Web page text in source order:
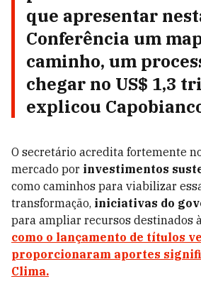
que apresentar
Conferência um
caminho, um
chegar no US$ 1,3
explicou
O secretário acredita fortemente
mercado por investimentos
como caminhos para viabilizar
transformação, iniciativas do
para ampliar recursos destinados
como o lançamento de títulos
proporcionaram aportes
Clima.